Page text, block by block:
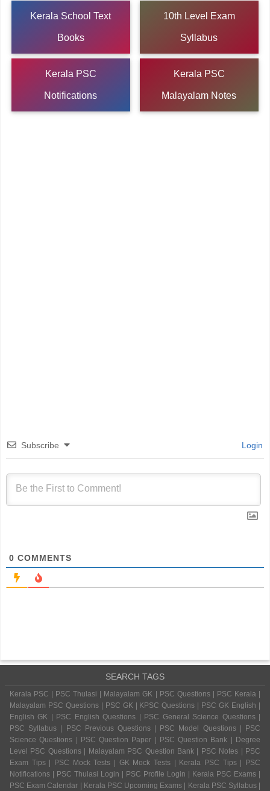
Kerala School Text
Books
10th Level Exam
Syllabus
Kerala PSC
Notifications
Kerala PSC
Malayalam Notes
Subscribe Login
0 COMMENTS
SEARCH TAGS
Kerala PSC | PSC Thulasi | Malayalam GK | PSC Questions | PSC Kerala |
Malayalam PSC Questions | PSC GK | KPSC Questions | PSC GK English |
English GK | PSC English Questions | PSC General Science Questions |
PSC Syllabus | PSC Previous Questions | PSC Model Questions | PSC
Science Questions | PSC Question Paper | PSC Question Bank | Degree
Level PSC Questions | Malayalam PSC Question Bank | PSC Notes | PSC
Exam Tips | PSC Mock Tests | GK Mock Tests | Kerala PSC Tips | PSC
Notifications | PSC Thulasi Login | PSC Profile Login | Kerala PSC Exams |
PSC Exam Calendar | Kerala PSC Upcoming Exams | Kerala PSC Syllabus |